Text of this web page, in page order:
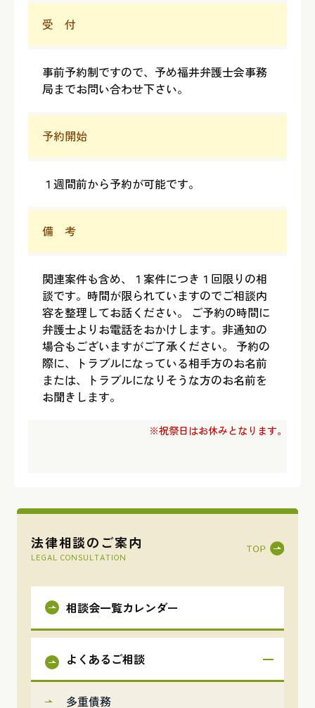
法律相談のご案内
LEGAL CONSULTATION
相談会一覧カレンダー
よくあるご相談
多重債務
受 付
事前予約制ですので、予め福井弁護士会事務
局までお問い合わせ下さい。
予約開始
１週間前から予約が可能です。
備 考
関連案件も含め、１案件につき１回限りの相
談です。時間が限られていますのでご相談内
容を整理してお話ください。 ご予約の時間に
弁護士よりお電話をおかけします。非通知の
場合もございますがご了承ください。 予約の
際に、トラブルになっている相手方のお名前
または、トラブルになりそうな方のお名前を
お聞きします。
※祝祭日はお休みとなります。